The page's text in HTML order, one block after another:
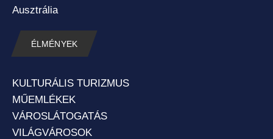
Ausztrália
ÉLMÉNYEK
KULTURÁLIS TURIZMUS
MŰEMLÉKEK
VÁROSLÁTOGATÁS
VILÁGVÁROSOK